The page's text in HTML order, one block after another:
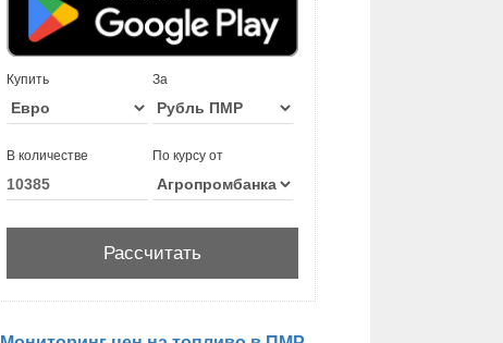
Купить За
В количестве По курсу от